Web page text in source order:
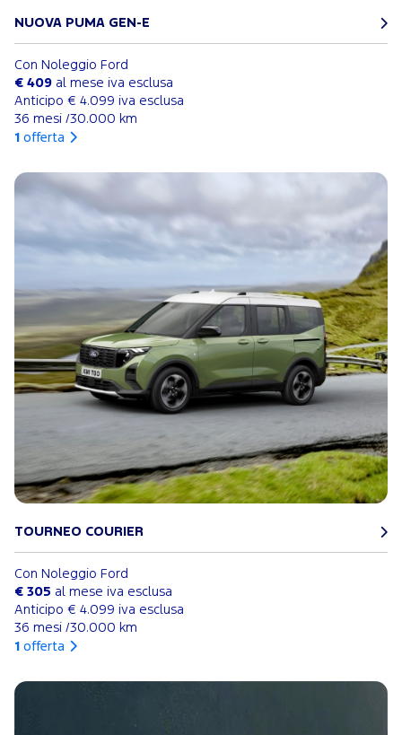
NUOVA PUMA GEN-E
Con Noleggio Ford
€ 409 al mese iva esclusa
Anticipo € 4.099 iva esclusa
36 mesi /30.000 km
1 offerta
TOURNEO COURIER
Con Noleggio Ford
€ 305 al mese iva esclusa
Anticipo € 4.099 iva esclusa
36 mesi /30.000 km
1 offerta